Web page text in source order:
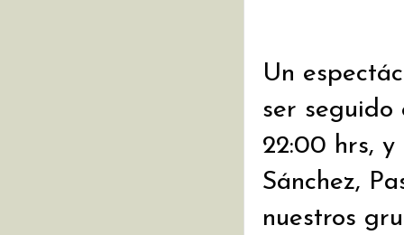
Un
ser
22:00 hrs,
Sánchez,
nuestros